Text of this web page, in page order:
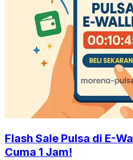
Flash Sale Pulsa di E-
Cuma 1 Jam!